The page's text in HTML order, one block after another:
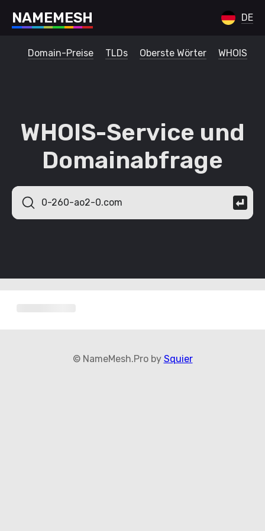
NAMEMESH DE
Domain-Preise TLDs Oberste Wörter WHOIS
WHOIS-Service und
Domainabfrage
© NameMesh.Pro by Squier